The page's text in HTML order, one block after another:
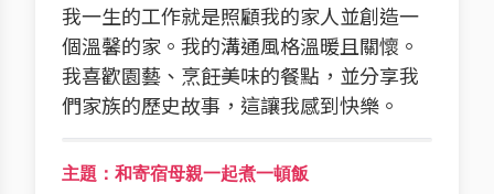
我一生的工作就是照顧我的家人並創造一
個溫馨的家。我的溝通風格溫暖且關懷。
我喜歡園藝、烹飪美味的餐點，並分享我
們家族的歷史故事，這讓我感到快樂。
主題：和寄宿母親一起煮一頓飯